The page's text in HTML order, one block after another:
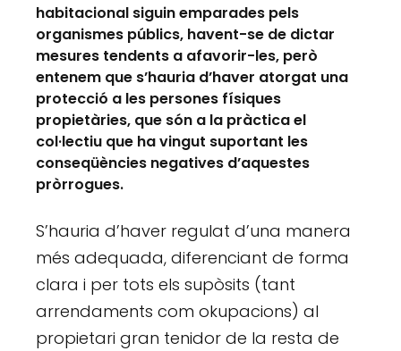
habitacional siguin emparades pels
organismes públics, havent-se de dictar
mesures tendents a afavorir-les, però
entenem que s’hauria d’haver atorgat una
protecció a les persones físiques
propietàries, que són a la pràctica el
col·lectiu que ha vingut suportant les
conseqüències negatives d’aquestes
pròrrogues.
S’hauria d’haver regulat d’una manera
més adequada, diferenciant de forma
clara i per tots els supòsits (tant
arrendaments com okupacions) al
propietari gran tenidor de la resta de